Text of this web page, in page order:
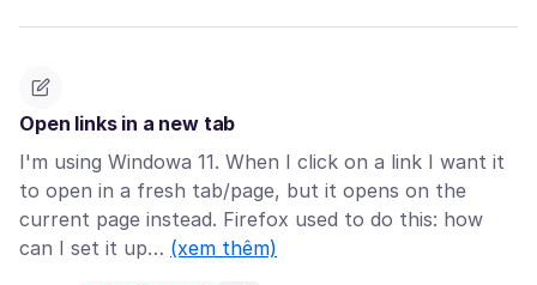
Open links in a new tab
I'm using Windowa 11. When I click on a link I want it
to open in a fresh tab/page, but it opens on the
current page instead. Firefox used to do this: how
can I set it up… (xem thêm)